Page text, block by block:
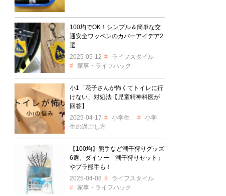
100均でOK！シンプル＆簡単な交
通安全ワッペンのカバーアイデア2
選
2025-05-12
ライフスタイル
家事・ライフハック
小1「花子さんが怖くてトイレに行
けない」対処法【児童精神科医が
回答】
2025-04-17
小学生
小学
生の過ごし方
【100均】熊手など潮干狩りグッズ
6選。ダイソー「潮干狩りセット」
やプラ熊手も！
2025-04-08
ライフスタイル
家事・ライフハック